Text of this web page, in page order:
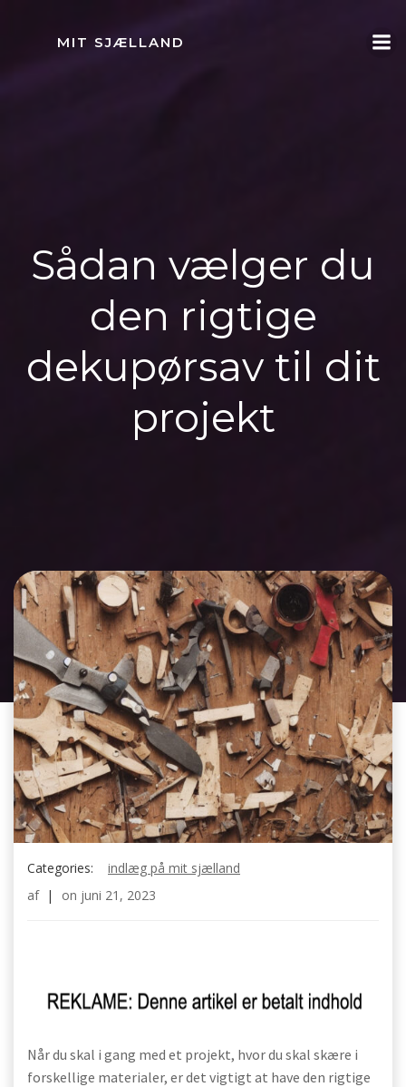
MIT SJÆLLAND
Sådan vælger du
den rigtige
dekupørsav til dit
projekt
Categories:
indlæg på mit sjælland
af | on juni 21, 2023
Når du skal i gang med et projekt, hvor du skal skære i
forskellige materialer, er det vigtigt at have den rigtige